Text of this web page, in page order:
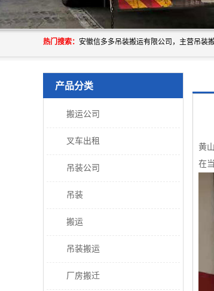
热门搜索：
产品分类
搬运公司
叉车出租
吊装公司
吊装
搬运
吊装搬运
厂房搬迁
黄
在